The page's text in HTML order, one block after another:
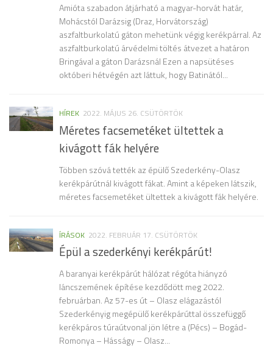
Amióta szabadon átjárható a magyar-horvát határ,
Mohácstól Darázsig (Draz, Horvátország)
aszfaltburkolatú gáton mehetünk végig kerékpárral. Az
aszfaltburkolatú árvédelmi töltés átvezet a határon
Bringával a gáton Darázsnál Ezen a napsütéses
októberi hétvégén azt láttuk, hogy Batinától...
HÍREK 2022. MÁJUS 26. CSÜTÖRTÖK
Méretes facsemetéket ültettek a
kivágott fák helyére
Többen szóvá tették az épülő Szederkény-Olasz
kerékpárútnál kivágott fákat. Amint a képeken látszik,
méretes facsemetéket ültettek a kivágott fák helyére.
ÍRÁSOK 2022. FEBRUÁR 17. CSÜTÖRTÖK
Épül a szederkényi kerékpárút!
A baranyai kerékpárút hálózat régóta hiányzó
láncszemének építése kezdődött meg 2022.
februárban. Az 57-es út – Olasz elágazástól
Szederkényig megépülő kerékpárúttal összefüggő
kerékpáros túraútvonal jön létre a (Pécs) – Bogád-
Romonya – Hásságy – Olasz...